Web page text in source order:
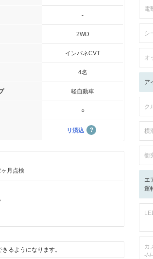
-
2WD
インパネCVT
4名
軽自動車
○
リ済込
月点検
るようになります。
電
シ
オ
ア
ク
横
衝
エ
運
カ